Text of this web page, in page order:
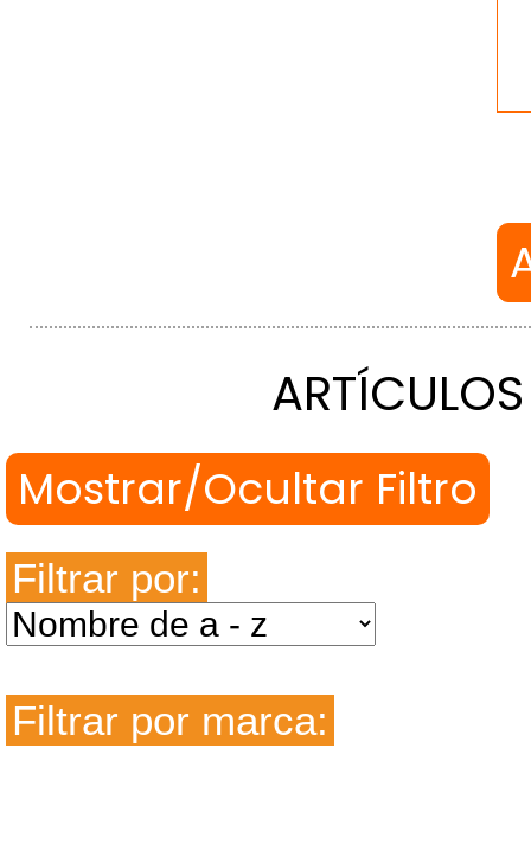
Filtrar por:
Filtrar por marca: